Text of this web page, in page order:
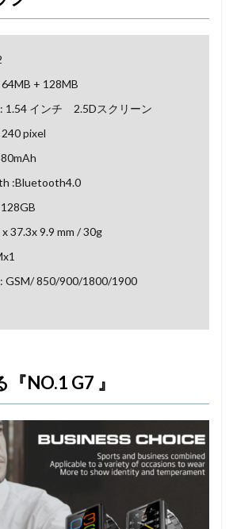
+ 128MB
1.54 インチ 2.5Dスクリーン
pixel
:Bluetooth4.0
37.3x 9.9 mm / 30g
GSM/ 850/900/1800/1900
NO.1 G7 』